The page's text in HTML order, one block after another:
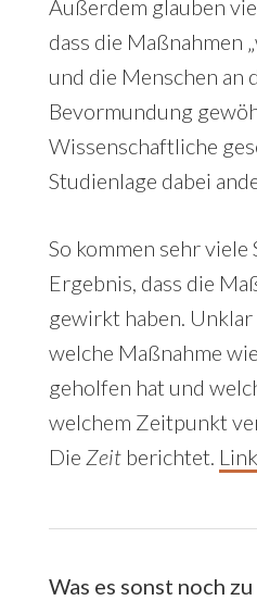
Außerdem glauben
dass die Maßnahmen
und die Menschen an
Bevormundung
Wissenschaftliche
Studienlage dabei
So kommen sehr viele
Ergebnis, dass die
gewirkt haben.
welche Maßnahme
geholfen hat und
welchem Zeitpunkt
Die Zeitberichtet. Link
Was es sonst noch